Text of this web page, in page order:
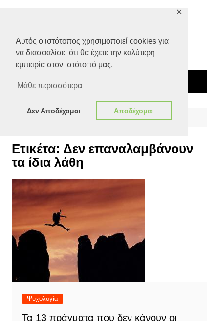
Αυτός ο ιστότοπος χρησιμοποιεί cookies για
να διασφαλίσει ότι θα έχετε την καλύτερη
εμπειρία στον ιστότοπό μας.
Μάθε περισσότερα
Δεν Αποδέχομαι Αποδέχομαι
✕
Δεν επαναλαμβάνουν τα ίδια λάθη
Ετικέτα: Δεν επαναλαμβάνουν
τα ίδια λάθη
Ψυχολογία
Τα 13 πράγματα που δεν κάνουν οι